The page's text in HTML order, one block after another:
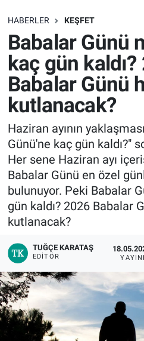
HABERLER KEŞFET
Babalar Günü
kaç gün
Babalar Günü
kutlanacak?
Haziran ayının
Günü'ne kaç gün kaldı?"
Her sene Haziran ayı
Babalar Günü en özel
bulunuyor. Peki Babalar
gün kaldı? 2026 Babalar
kutlanacak?
TUĞÇE KARATAŞ
EDITÖR
SAĞLIK
EKONOMİ
EĞİTİM
ÖZEL HABER
Keşfet
ASTROLOJİ
MANŞET
Bize ulaşın
İletişim/Künye